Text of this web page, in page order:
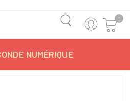
0
NUMÉRIQUE